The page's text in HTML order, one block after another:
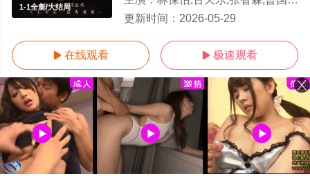
1-1全集/大结局
更新时间： 2026-05-29
 在线观看  极速观看